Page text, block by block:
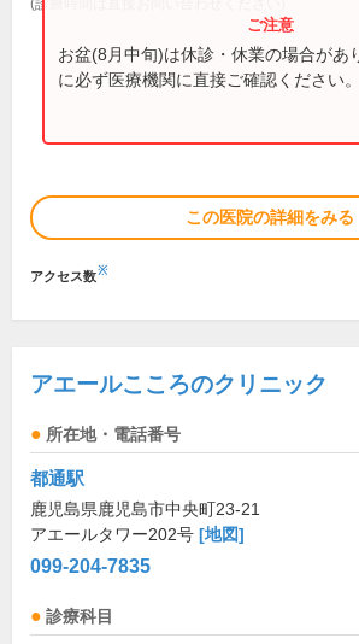
(診療時間は直接お問い合わせください)
お盆(8月中旬)は休診・休業の場合があ
に必ず医療機関に直接ご確認ください。
この医院の詳細をみる
アクセス数※
アエールこころのクリニック
所在地・電話番号
都通駅
鹿児島県鹿児島市中央町23-21
アエールタワー202号 [地図]
099-204-7835
診療科目